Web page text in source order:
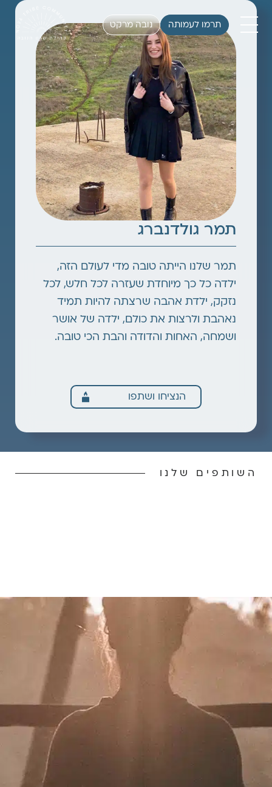
תרמו לעמותה נובה מרקט
תמר גולדנברג
תמר שלנו הייתה טובה מדי לעולם הזה,
ילדה כל כך מיוחדת שעזרה לכל חלש, לכל
נזקק, ילדת אהבה שרצתה להיות תמיד
נאהבת ולרצות את כולם, ילדה של אושר
ושמחה, האחות והדודה והבת הכי טובה.
הנציחו ושתפו
השותפים שלנו